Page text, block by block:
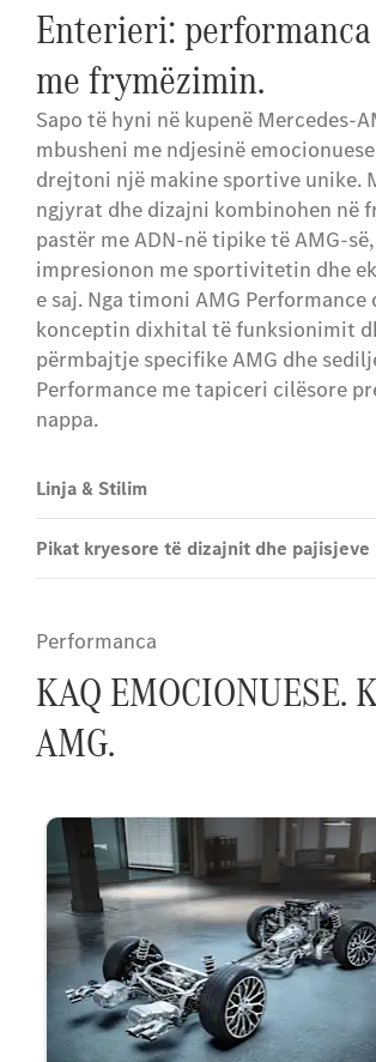
Enterieri:
me frymëzimin.
Sapo të hyni në kupenë Mercedes-
mbusheni me ndjesinë
drejtoni një makine sportive unike.
ngjyrat dhe dizajni kombinohen në
pastër me ADN-në tipike të AMG-
impresionon me sportivitetin dhe
e saj. Nga timoni AMG Performance
konceptin dixhital të funksionimit
përmbajtje specifike AMG dhe
Performance me tapiceri cilësore
nappa.
Linja & Stilim
Pikat kryesore të dizajnit dhe pajisjeve
Performanca
KAQ EMOCIONUESE.
AMG.